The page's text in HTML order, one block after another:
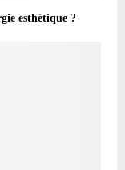
esthétique ?